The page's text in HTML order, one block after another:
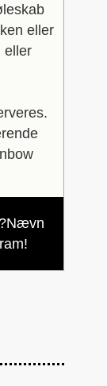
eller
eller
Nævn